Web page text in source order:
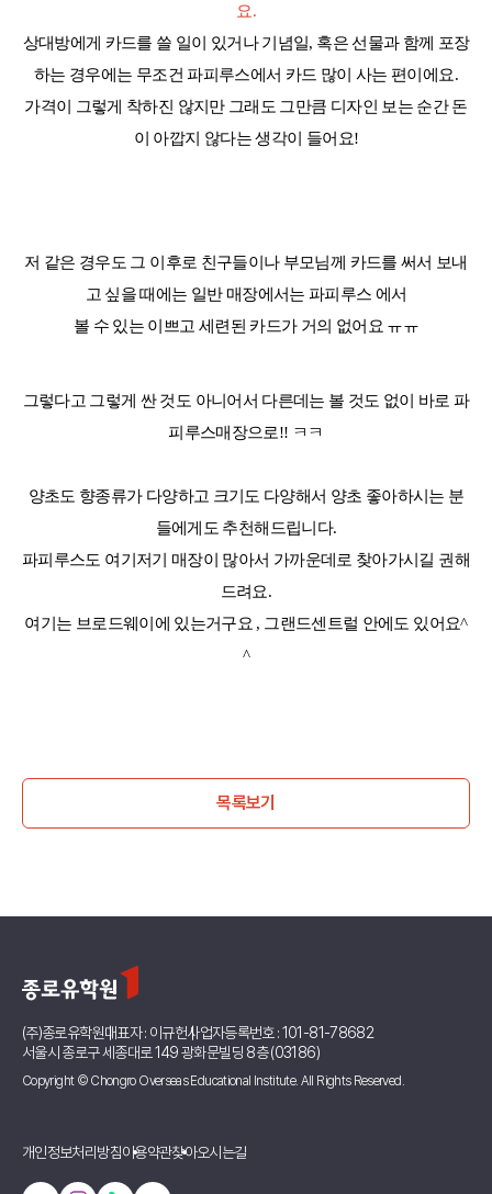
요.
상대방에게 카드를 쓸 일이 있거나 기념일, 혹은 선물과 함께 포장
하는 경우에는 무조건 파피루스에서 카드 많이 사는 편이에요.
가격이 그렇게 착하진 않지만 그래도 그만큼 디자인 보는 순간 돈
이 아깝지 않다는 생각이 들어요!
저 같은 경우도 그 이후로 친구들이나 부모님께 카드를 써서 보내
고 싶을 때에는 일반 매장에서는 파피루스 에서
볼 수 있는 이쁘고 세련된 카드가 거의 없어요 ㅠㅠ
그렇다고 그렇게 싼 것도 아니어서 다른데는 볼 것도 없이 바로 파
피루스매장으로!! ㅋㅋ
양초도 향종류가 다양하고 크기도 다양해서 양초 좋아하시는 분
들에게도 추천해드립니다.
파피루스도 여기저기 매장이 많아서 가까운데로 찾아가시길 권해
드려요.
여기는 브로드웨이에 있는거구요 , 그랜드센트럴 안에도 있어요^
^
목록보기
(주)종로유학원대표자 : 이규헌사업자등록번호 : 101-81-78682
서울시 종로구 세종대로 149 광화문빌딩 8층 (03186)
Copyright © Chongro Overseas Educational Institute. All Rights Reserved.
개인정보처리방침이용약관찾아오시는길